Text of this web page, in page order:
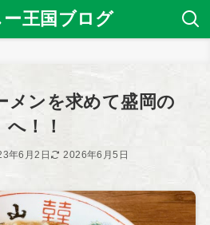
王国ブログ
メンを求めて盛岡の
へ！！
年6月2日 2026年6月5日